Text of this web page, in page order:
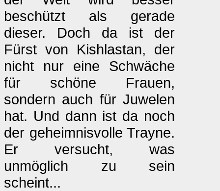
beschützt als gerade
dieser. Doch da ist der
Fürst von Kishlastan, der
nicht nur eine Schwäche
für schöne Frauen,
sondern auch für Juwelen
hat. Und dann ist da noch
der geheimnisvolle Trayne.
Er versucht, was
unmöglich zu sein
scheint...